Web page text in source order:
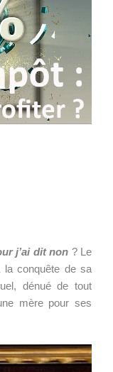
j’ai dit non ? Le
la conquête de sa
dénué de tout
mère pour ses